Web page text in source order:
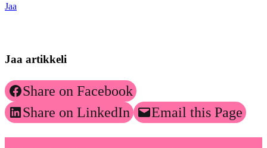
Jaa
Jaa artikkeli
Share on Facebook
Share on LinkedIn
Email this Page